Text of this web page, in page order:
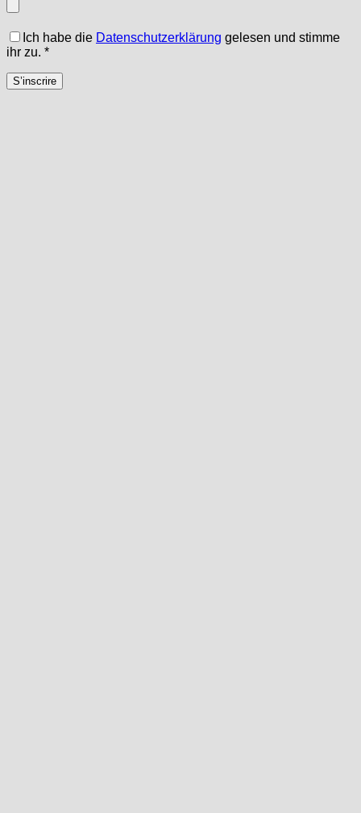
Ich habe die Datenschutzerklärung gelesen und stimme
ihr zu. *
S’inscrire